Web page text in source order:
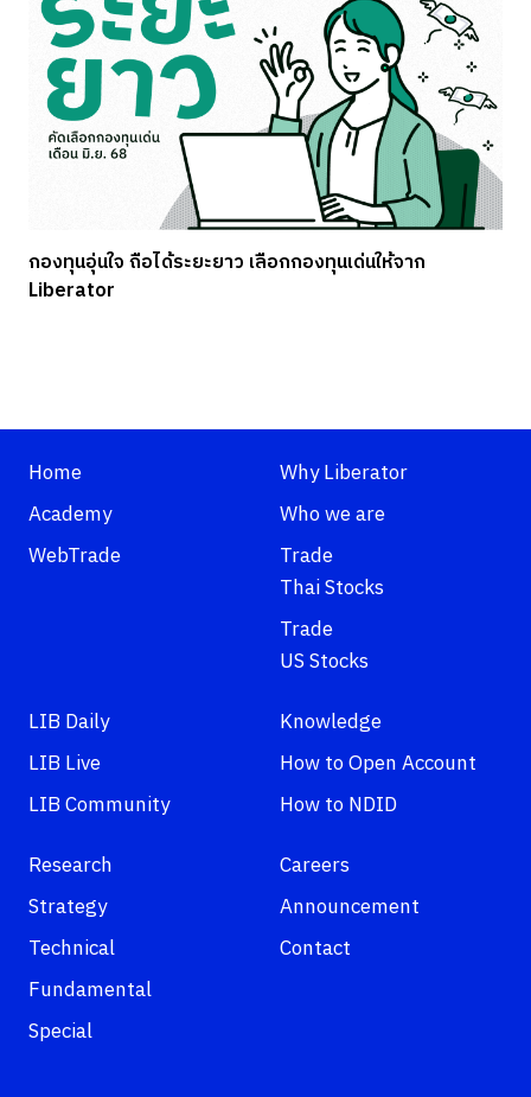
กองทุนอุ่นใจ ถือได้ระยะยาว เลือกกองทุนเด่นให้จาก
Liberator
Home
Academy
WebTrade
Why Liberator
Who we are
Trade
Thai Stocks
Trade
US Stocks
LIB Daily
LIB Live
LIB Community
Knowledge
How to Open Account
How to NDID
Research
Strategy
Technical
Fundamental
Special
Careers
Announcement
Contact